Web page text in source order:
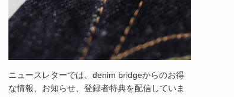
ニュースレターでは、denim bridgeからのお得
な情報、お知らせ、登録者特典を配信していま